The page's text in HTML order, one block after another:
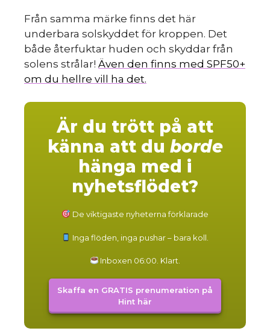
Från samma märke finns det här
underbara solskyddet för kroppen. Det
både återfuktar huden och skyddar från
solens strålar! Även den finns med SPF50+
om du hellre vill ha det.
Är du trött på att
känna att du borde
hänga med i
nyhetsflödet?
De viktigaste nyheterna förklarade
Inga flöden, inga pushar – bara koll.
Inboxen 06:00. Klart.
Skaffa en GRATIS prenumeration på
Hint här